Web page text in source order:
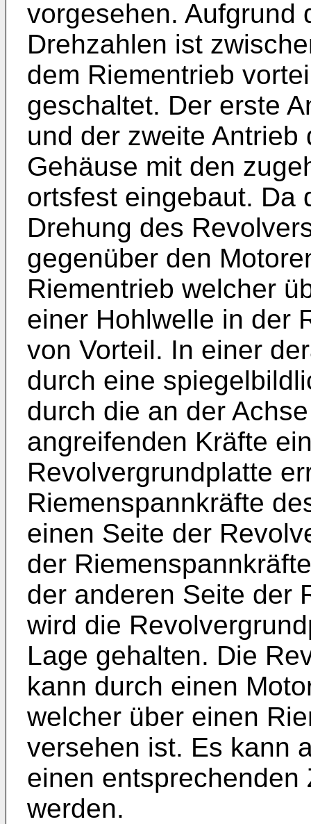
vorgesehen. Aufgrund
Drehzahlen ist
dem Riementrieb
geschaltet. Der erste
und der zweite
Gehäuse mit den
ortsfest eingebaut. Da
Drehung des
gegenüber den
Riementrieb welcher
einer Hohlwelle in der
von Vorteil. In einer
durch eine
durch die an der
angreifenden Kräfte
Revolvergrundplatte
Riemenspannkräfte
einen Seite der
der
der anderen Seite der
wird die
Lage gehalten. Die
kann durch einen
welcher über einen
versehen ist. Es kann
einen
werden.